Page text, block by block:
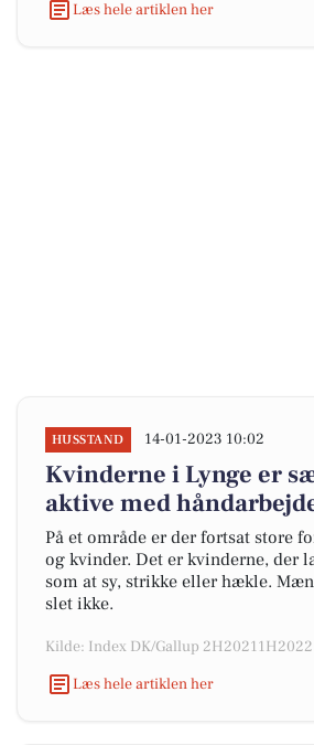
Læs hele artiklen her
HUSSTAND 14-01-2023 10:02
Kvinderne i Lynge er
aktive med
På et område er der fortsat store
og kvinder. Det er kvinderne, der
som at sy, strikke eller hækle.
slet ikke.
Kilde: Index DK/Gallup
Læs hele artiklen her